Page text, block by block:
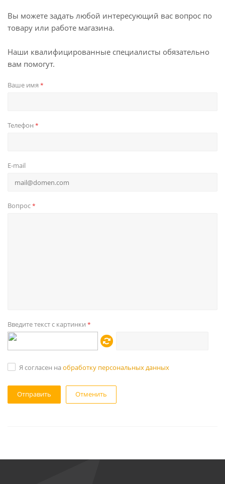
Вы можете задать любой интересующий вас вопрос по
товару или работе магазина.
Наши квалифицированные специалисты обязательно
вам помогут.
Ваше имя *
Телефон *
E-mail
Вопрос*
Введите текст с картинки *
Я согласен на обработку персональных данных
Отменить